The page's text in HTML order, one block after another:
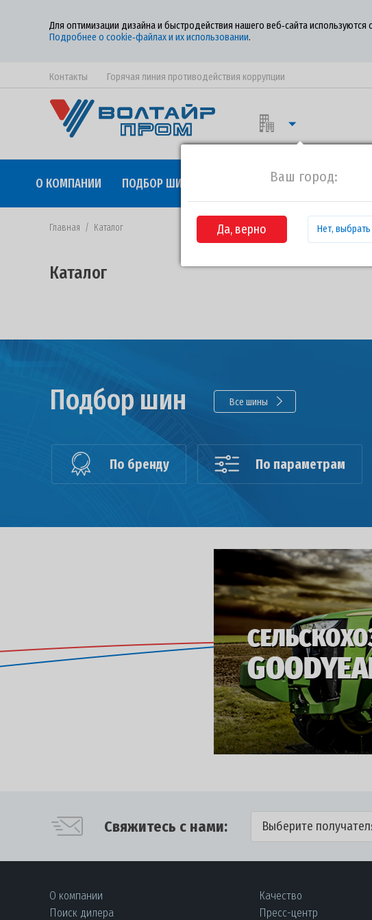
Для оптимизации дизайна и быстродействия нашего веб‑сайта
Подробнее о cookie‑файлах и их использовании.
Контакты Горячая линия противодействия коррупции
Ваш город:
Да, верно Нет,
О КОМПАНИИ ПОДБОР ШИН СОТРУДНИЧЕСТВО
Главная / Каталог
Каталог
Подбор шин Все шины
По бренду По параметрам
Свяжитесь с нами: Выберите
О компании
Поиск дилера
Качество
Пресс-центр